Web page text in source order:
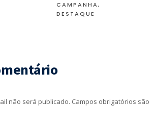
CAMPANHA,
DESTAQUE
não será publicado. Campos obrigatórios são